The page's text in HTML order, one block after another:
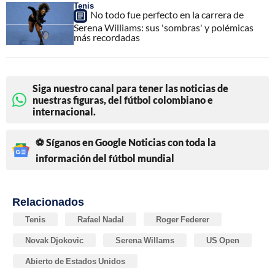
Tenis
No todo fue perfecto en la carrera de
Serena Williams: sus 'sombras' y polémicas
más recordadas
Siga nuestro canal para tener las noticias de
nuestras figuras, del fútbol colombiano e
internacional.
⚽ Síganos en Google Noticias con toda la
información del fútbol mundial
Relacionados
Tenis Rafael Nadal Roger Federer
Novak Djokovic Serena Willams US Open
Abierto de Estados Unidos